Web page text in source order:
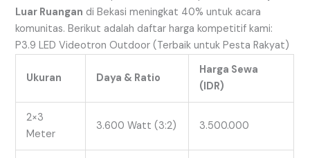
Luar Ruangan di Bekasi meningkat 40% untuk acara
komunitas. Berikut adalah daftar harga kompetitif kami:
P3.9 LED Videotron Outdoor (Terbaik untuk Pesta Rakyat)
Ukuran Daya & Ratio
Harga Sewa
(IDR)
2×3
Meter
3.600 Watt (3:2) 3.500.000